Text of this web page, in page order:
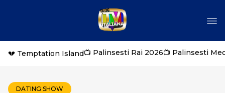
💔 Temptation Island📺 Palinsesti Rai 2026📺 Palinsesti
DATING SHOW